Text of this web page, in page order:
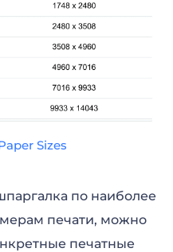
Sizes
по наиболее
печати, можно
печатные